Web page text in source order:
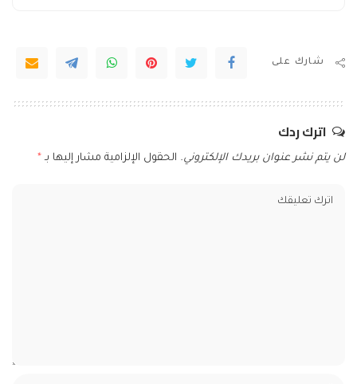
شارك على
اترك ردك
لن يتم نشر عنوان بريدك الإلكتروني. الحقول الإلزامية مشار إليها بـ *